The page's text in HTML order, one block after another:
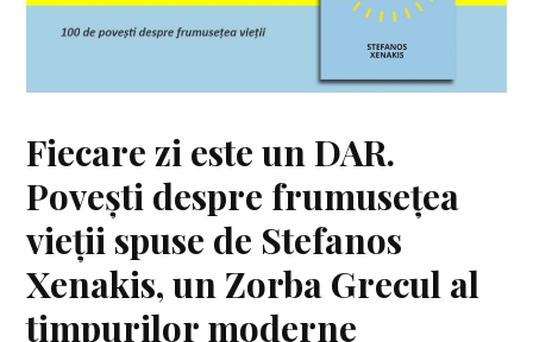
Fiecare zi este un DAR.
Povești despre frumusețea
vieții spuse de Stefanos
Xenakis, un Zorba Grecul al
timpurilor moderne